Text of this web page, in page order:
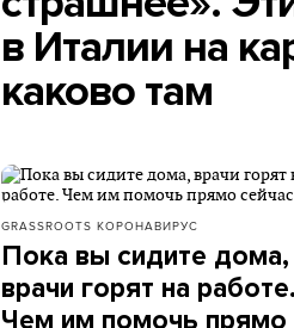
в Италии на
каково там
GRASSROOTS КОРОНАВИРУС
Пока вы сидите дома,
врачи горят на работе.
Чем им помочь прямо